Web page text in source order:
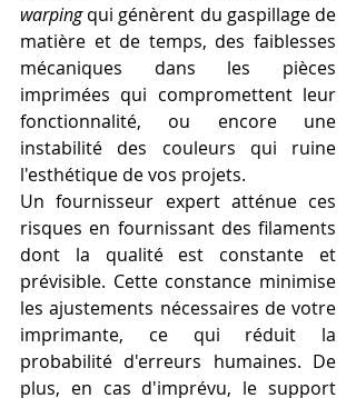
warping qui génèrent du gaspillage de
matière et de temps, des faiblesses
mécaniques dans les pièces
imprimées qui compromettent leur
fonctionnalité, ou encore une
instabilité des couleurs qui ruine
l'esthétique de vos projets.
Un fournisseur expert atténue ces
risques en fournissant des filaments
dont la qualité est constante et
prévisible. Cette constance minimise
les ajustements nécessaires de votre
imprimante, ce qui réduit la
probabilité d'erreurs humaines. De
plus, en cas d'imprévu, le support